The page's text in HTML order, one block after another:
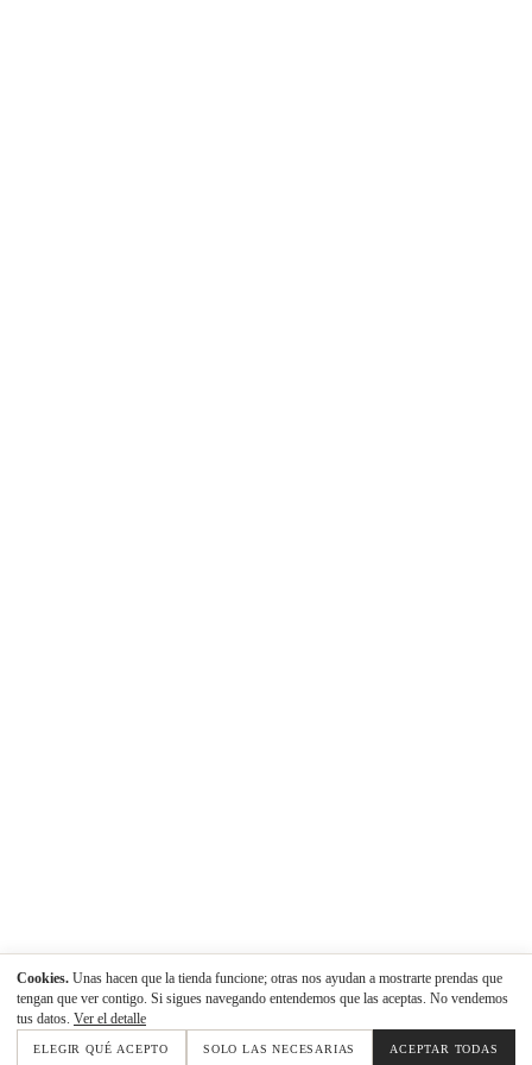
Cookies. Unas hacen que la tienda funcione; otras nos ayudan a mostrarte prendas que
tengan que ver contigo. Si sigues navegando entendemos que las aceptas. No vendemos
tus datos. Ver el detalle
ELEGIR QUÉ ACEPTO SOLO LAS NECESARIAS ACEPTAR TODAS